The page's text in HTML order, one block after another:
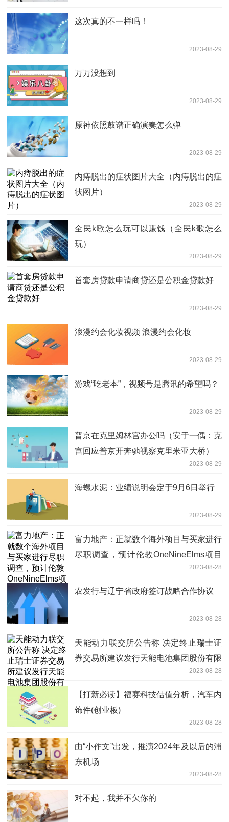
这次真的不一样吗！
2023-08-29
万万没想到
2023-08-29
原神依照鼓谱正确演奏怎么弹
2023-08-29
内痔脱出的症状图片大全（内痔脱出的症
状图片）
2023-08-29
全民k歌怎么玩可以赚钱（全民k歌怎么
玩）
2023-08-29
首套房贷款申请商贷还是公积金贷款好
2023-08-29
浪漫约会化妆视频 浪漫约会化妆
2023-08-29
游戏“吃老本”，视频号是腾讯的希望吗？
2023-08-29
普京在克里姆林宫办公吗（安于一偶：克
宫回应普京开奔驰视察克里米亚大桥）
2023-08-29
海螺水泥：业绩说明会定于9月6日举行
2023-08-29
富力地产：正就数个海外项目与买家进行
尽职调查，预计伦敦OneNineElms项目
2023-08-28
农发行与辽宁省政府签订战略合作协议
2023-08-28
天能动力联交所公告称 决定终止瑞士证
券交易所建议发行天能电池集团股份有限
2023-08-28
【打新必读】福赛科技估值分析，汽车内
饰件(创业板)
2023-08-28
由“小作文”出发，推演2024年及以后的浦
东机场
2023-08-28
对不起，我并不欠你的